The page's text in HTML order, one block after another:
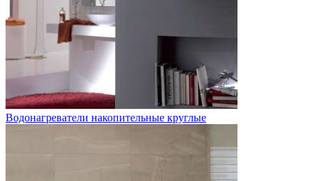
Водонагреватели накопительные круглые